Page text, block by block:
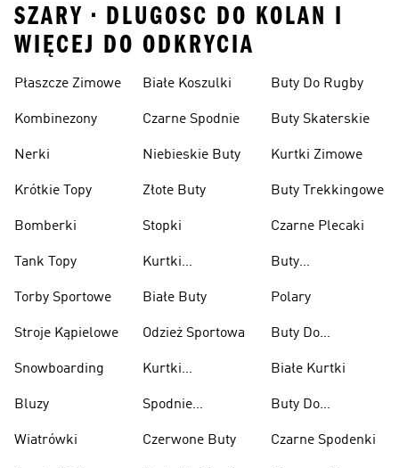
SZARY • DLUGOSC DO KOLAN I
WIĘCEJ DO ODKRYCIA
Płaszcze Zimowe
Kombinezony
Nerki
Krótkie Topy
Bomberki
Tank Topy
Torby Sportowe
Stroje Kąpielowe
Snowboarding
Bluzy
Wiatrówki
Białe Koszulki
Czarne Spodnie
Niebieskie Buty
Złote Buty
Stopki
Kurtki
Białe Buty
Odzież Sportowa
Kurtki
Spodnie
Czerwone Buty
Buty Do Rugby
Buty Skaterskie
Kurtki Zimowe
Buty Trekkingowe
Czarne Plecaki
Buty
Polary
Buty Do
Ciężarów
Białe Kurtki
Buty Do
Czarne Spodenki